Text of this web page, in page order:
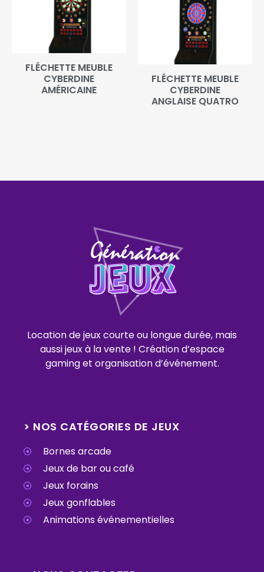
FLÉCHETTE MEUBLE
CYBERDINE
AMÉRICAINE
FLÉCHETTE MEUBLE
CYBERDINE
ANGLAISE QUATRO
Location de jeux courte ou longue durée, mais
aussi jeux à la vente ! Création d’espace
gaming et organisation d’événement.
> NOS CATÉGORIES DE JEUX
Bornes arcade
Jeux de bar ou café
Jeux forains
Jeux gonflables
Animations événementielles